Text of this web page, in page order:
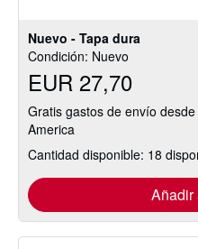
Nuevo - Tapa dura
Condición: Nuevo
EUR 27,70
Gratis gastos de envío
America
Cantidad disponible: 18
Añadir